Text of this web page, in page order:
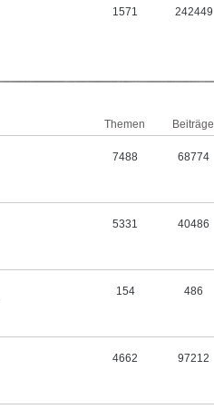
1571 242449
Themen Beiträge
7488 68774
5331 40486
154 486
4662 97212